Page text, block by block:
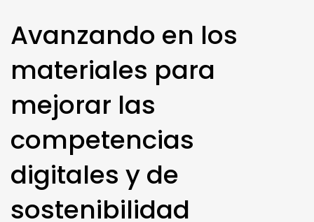
Avanzando en los
materiales para
mejorar las
competencias
digitales y de
sostenibilidad